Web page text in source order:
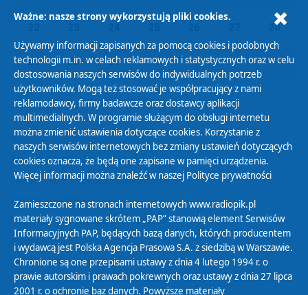
28
29 30 31 01 02 03 04
Polityka Prywatności
Zasady korzystania z Serwisu
Organizacje Pożytku Publicznego
Cyfryzacja DAB+
Polityka ochrony danych osobowych
Abonament
Zamówienia publiczne
Ważne: nasze strony wykorzystują pliki cookies.
Używamy informacji zapisanych za pomocą cookies i podobnych
technologii m.in. w celach reklamowych i statystycznych oraz w celu
dostosowania naszych serwisów do indywidualnych potrzeb
użytkowników. Mogą też stosować je współpracujący z nami
reklamodawcy, firmy badawcze oraz dostawcy aplikacji
multimedialnych. W programie służącym do obsługi internetu
można zmienić ustawienia dotyczące cookies. Korzystanie z
naszych serwisów internetowych bez zmiany ustawień dotyczących
cookies oznacza, że będą one zapisane w pamięci urządzenia.
Więcej informacji można znaleźć w naszej Polityce prywatności
Zamieszczone na stronach internetowych www.radiopik.pl
materiały sygnowane skrótem „PAP” stanowią element Serwisów
Informacyjnych PAP, będących bazą danych, których producentem
i wydawcą jest Polska Agencja Prasowa S.A. z siedzibą w Warszawie.
Chronione są one przepisami ustawy z dnia 4 lutego 1994 r. o
prawie autorskim i prawach pokrewnych oraz ustawy z dnia 27 lipca
2001 r. o ochronie baz danych. Powyższe materiały